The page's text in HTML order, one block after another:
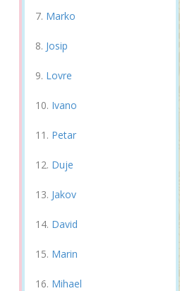
Marko
Josip
Lovre
Ivano
Petar
Duje
Jakov
David
Marin
Mihael